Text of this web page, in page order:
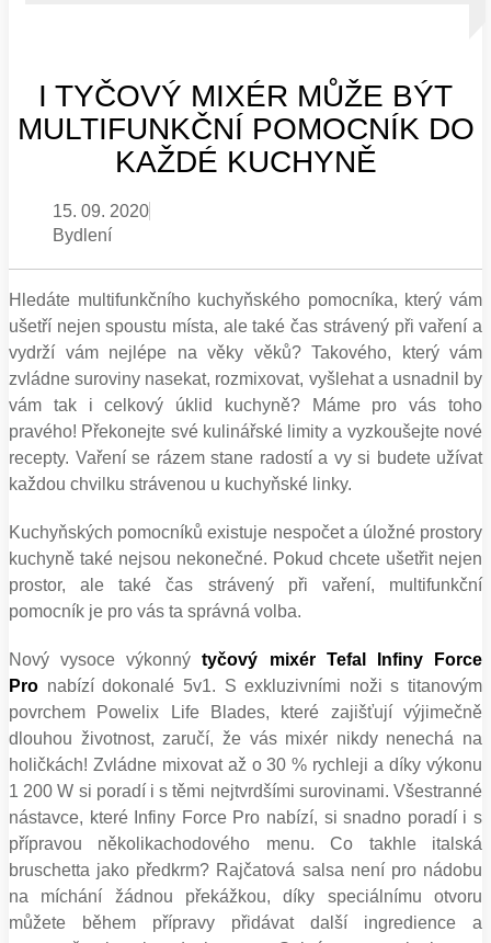
I TYČOVÝ MIXÉR MŮŽE BÝT
MULTIFUNKČNÍ POMOCNÍK DO
KAŽDÉ KUCHYNĚ
15. 09. 2020
Bydlení
Hledáte multifunkčního kuchyňského pomocníka, který vám
ušetří nejen spoustu místa, ale také čas strávený při vaření a
vydrží vám nejlépe na věky věků? Takového, který vám
zvládne suroviny nasekat, rozmixovat, vyšlehat a usnadnil by
vám tak i celkový úklid kuchyně? Máme pro vás toho
pravého! Překonejte své kulinářské limity a vyzkoušejte nové
recepty. Vaření se rázem stane radostí a vy si budete užívat
každou chvilku strávenou u kuchyňské linky.
Kuchyňských pomocníků existuje nespočet a úložné prostory
kuchyně také nejsou nekonečné. Pokud chcete ušetřit nejen
prostor, ale také čas strávený při vaření, multifunkční
pomocník je pro vás ta správná volba.
Nový vysoce výkonnýtyčový mixér Tefal Infiny Force
Pro nabízí dokonalé 5v1. S exkluzivními noži s titanovým
povrchem Powelix Life Blades, které zajišťují výjimečně
dlouhou životnost, zaručí, že vás mixér nikdy nenechá na
holičkách! Zvládne mixovat až o 30 % rychleji a díky výkonu
1 200 W si poradí i s těmi nejtvrdšími surovinami. Všestranné
nástavce, které Infiny Force Pro nabízí, si snadno poradí i s
přípravou několikachodového menu. Co takhle italská
bruschetta jako předkrm? Rajčatová salsa není pro nádobu
na míchání žádnou překážkou, díky speciálnímu otvoru
můžete během přípravy přidávat další ingredience a